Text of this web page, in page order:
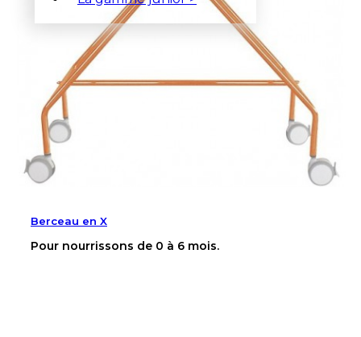
Berceau en X
Pour nourrissons de 0 à 6 mois.